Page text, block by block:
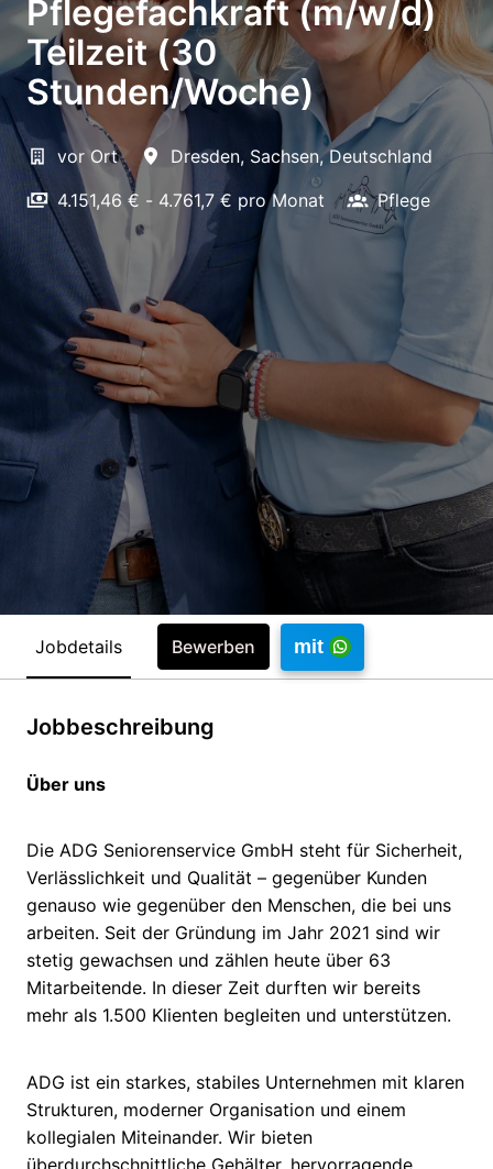
Pflegefachkraft (m/w/d)
Teilzeit (30
Stunden/Woche)
vor Ort Dresden, Sachsen, Deutschland
4.151,46 € - 4.761,7 € pro Monat
Pflege
Jobdetails Bewerben mit
Jobbeschreibung
Über uns
Die ADG Seniorenservice GmbH steht für Sicherheit,
Verlässlichkeit und Qualität – gegenüber Kunden
genauso wie gegenüber den Menschen, die bei uns
arbeiten. Seit der Gründung im Jahr 2021 sind wir
stetig gewachsen und zählen heute über 63
Mitarbeitende. In dieser Zeit durften wir bereits
mehr als 1.500 Klienten begleiten und unterstützen.
ADG ist ein starkes, stabiles Unternehmen mit klaren
Strukturen, moderner Organisation und einem
kollegialen Miteinander. Wir bieten
überdurchschnittliche Gehälter, hervorragende